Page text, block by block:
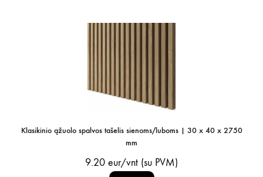
Klasikinio ąžuolo spalvos tašelis sienoms/luboms | 30 x 40 x 2750
mm
9.20 eur/vnt (su PVM)